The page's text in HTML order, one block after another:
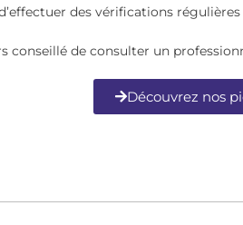
des vérifications
conseillé de consulter un
Découvrez nos